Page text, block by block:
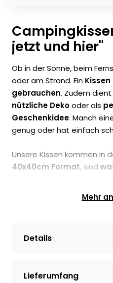
jetzt und hier"
Ob in der Sonne, beim
oder am Strand. Ein
gebrauchen. Zudem
nützliche Dekooder als
Geschenkidee. Manch
genug oder hat einfach
Unsere Kissen kommen in
40x40cm Format, sind
Die bedruckte Kissenhülle
hochwertige Struktur und
30°C in der
Die Füllung ist aus 100%
Mehr
Details
Lieferumfang